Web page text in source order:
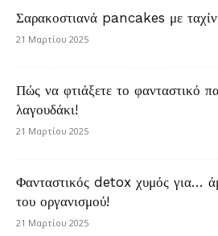
Σαρακοστιανά pancakes με
21 Μαρτίου 2025
Πώς να φτιάξετε το φανταστικό
λαγουδάκι!
21 Μαρτίου 2025
Φανταστικός detox χυμός για…
του οργανισμού!
21 Μαρτίου 2025